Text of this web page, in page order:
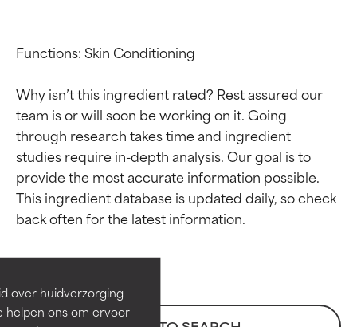
over huidverzorging
helpen ons om ervoor
Functions: Skin Conditioning
Why isn’t this ingredient rated? Rest assured our
team is or will soon be working on it. Going
through research takes time and ingredient
studies require in-depth analysis. Our goal is to
provide the most accurate information possible.
This ingredient database is updated daily, so check
Beoordelingen van
ingrediënten
Bewezen en ondersteund door
onafhankelijk onderzoek.
Beoordelingen van
ingrediënten
Bewezen en ondersteund door
onafhankelijk onderzoek.